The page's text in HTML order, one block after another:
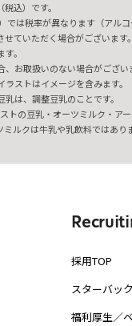
込）です。
では税率が異なります（アル
ていただく場合がございます。
。
お取扱いのない場合がござい
ストはイメージを含みます。
は、調整豆乳のことです。
トの豆乳・オーツミルク・ア
ルクは牛乳や乳飲料ではあり
採用TOP
スターバッ
福利厚生／